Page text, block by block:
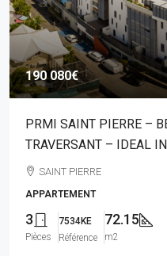
190 080€
PRMI SAINT PIERRE –
TRAVERSANT – IDEAL
SAINT PIERRE
APPARTEMENT
3
Pièces
7534KE
Référence
72.15
m2